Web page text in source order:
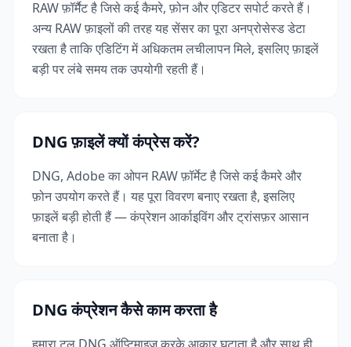
RAW फ़ॉर्मैट है जिसे कई कैमरे, फ़ोन और एडिटर सपोर्ट करते हैं।
अन्य RAW फ़ाइलों की तरह यह सेंसर का पूरा अनप्रोसेस्ड डेटा
रखता है ताकि एडिटिंग में अधिकतम लचीलापन मिले, इसलिए फ़ाइलें
बड़ी पर लंबे समय तक उपयोगी रहती हैं।
DNG फ़ाइलें क्यों कंप्रेस करें?
DNG, Adobe का ओपन RAW फ़ॉर्मेट है जिसे कई कैमरे और
फ़ोन उपयोग करते हैं। यह पूरा विवरण बनाए रखता है, इसलिए
फ़ाइलें बड़ी होती हैं — कंप्रेशन आर्काइविंग और ट्रांसफ़र आसान
बनाता है।
DNG कंप्रेशन कैसे काम करता है